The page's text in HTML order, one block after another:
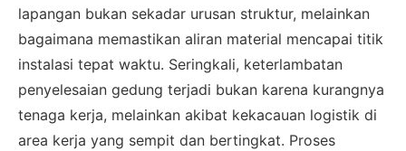
lapangan bukan sekadar urusan struktur, melainkan
bagaimana memastikan aliran material mencapai titik
instalasi tepat waktu. Seringkali, keterlambatan
penyelesaian gedung terjadi bukan karena kurangnya
tenaga kerja, melainkan akibat kekacauan logistik di
area kerja yang sempit dan bertingkat. Proses